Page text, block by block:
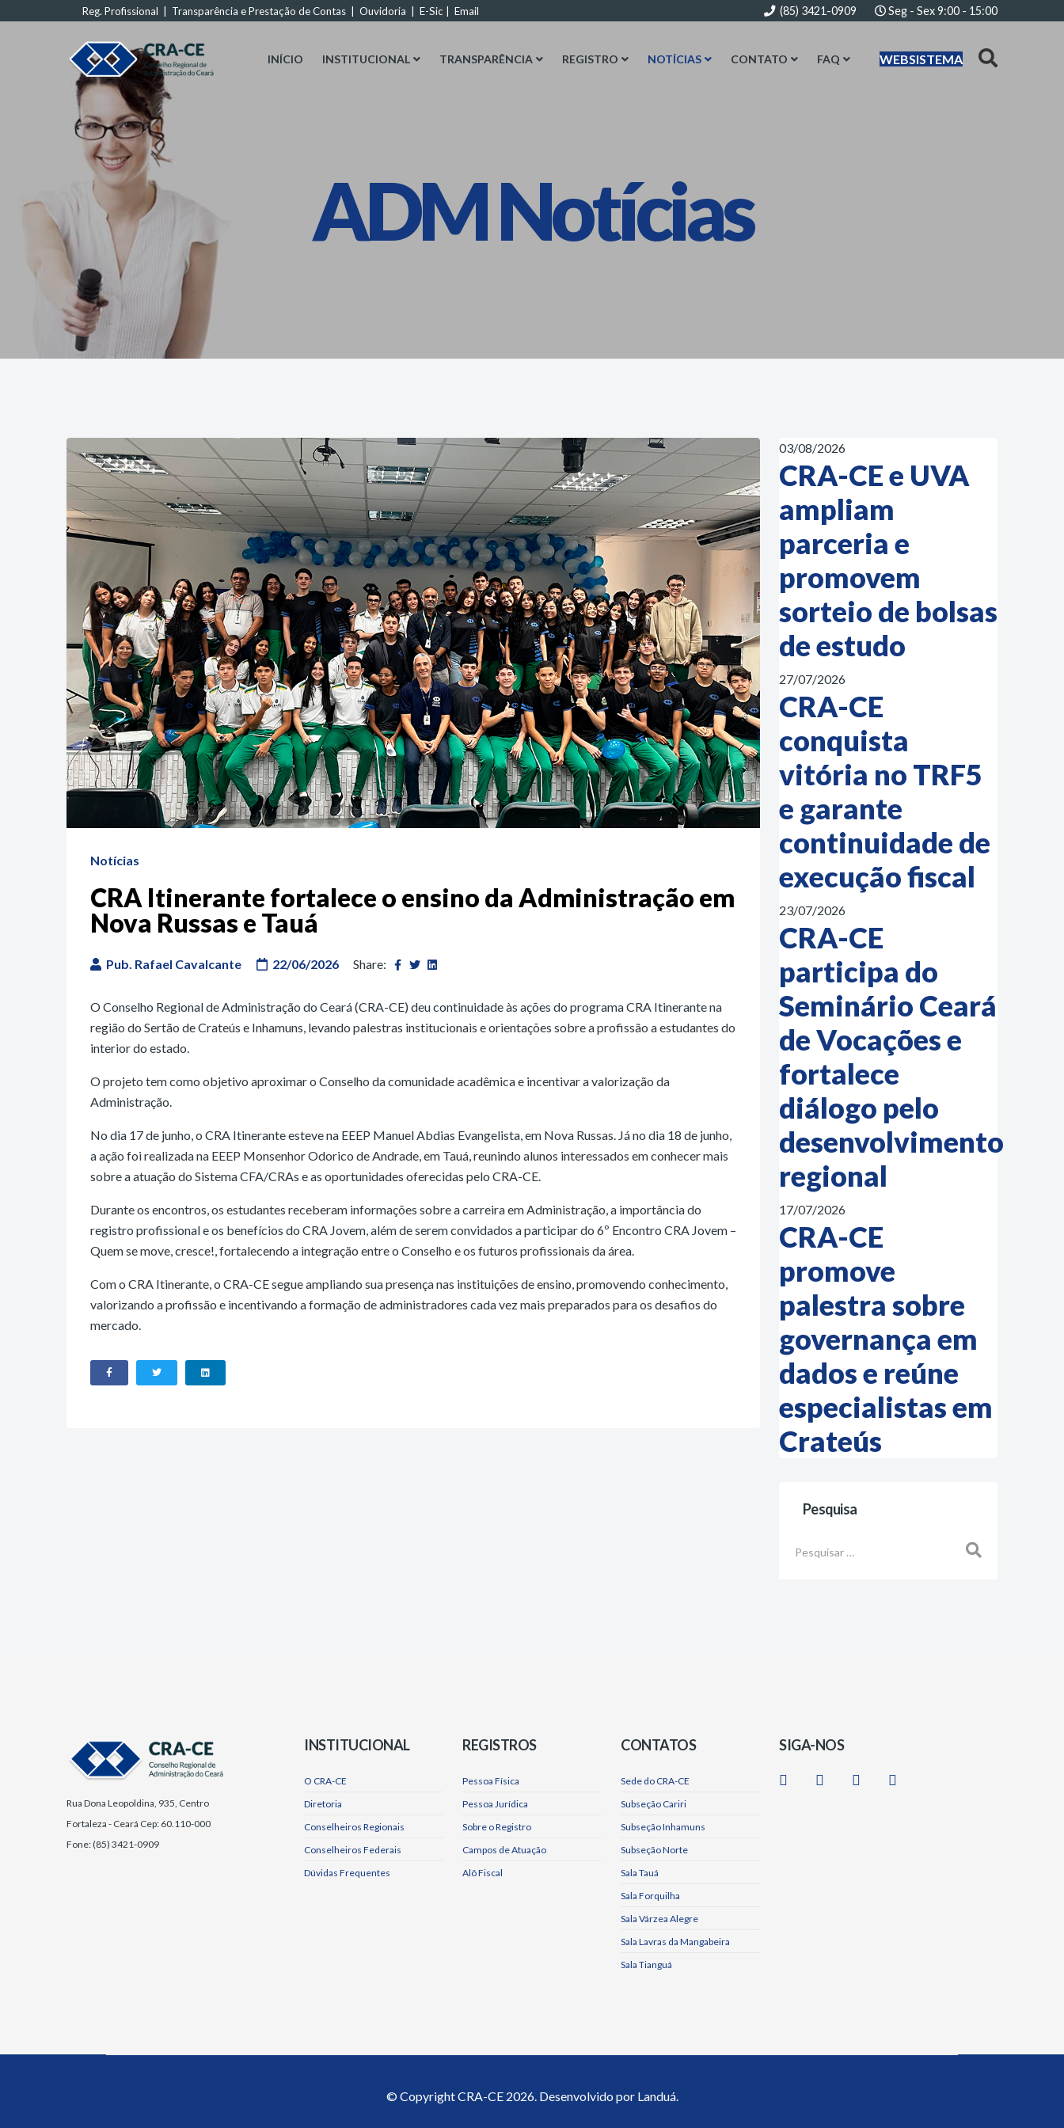
Reg. Profissional Transparência e Prestação de Contas Ouvidoria E-Sic Email (85) 3421-0909 Seg - Sex 9:00 - 15:00
WEBSISTEMA
INÍCIO INSTITUCIONAL TRANSPARÊNCIA REGISTRO NOTÍCIAS CONTATO FAQ
ADM Notícias
Notícias
CRA Itinerante fortalece o ensino da Administração em
Nova Russas e Tauá
Pub. Rafael Cavalcante 22/06/2026 Share:
O Conselho Regional de Administração do Ceará (CRA-CE) deu continuidade às ações do programa CRA Itinerante na
região do Sertão de Crateús e Inhamuns, levando palestras institucionais e orientações sobre a profissão a estudantes do
interior do estado.
O projeto tem como objetivo aproximar o Conselho da comunidade acadêmica e incentivar a valorização da
Administração.
No dia 17 de junho, o CRA Itinerante esteve na EEEP Manuel Abdias Evangelista, em Nova Russas. Já no dia 18 de junho,
a ação foi realizada na EEEP Monsenhor Odorico de Andrade, em Tauá, reunindo alunos interessados em conhecer mais
sobre a atuação do Sistema CFA/CRAs e as oportunidades oferecidas pelo CRA-CE.
Durante os encontros, os estudantes receberam informações sobre a carreira em Administração, a importância do
registro profissional e os benefícios do CRA Jovem, além de serem convidados a participar do 6º Encontro CRA Jovem –
Quem se move, cresce!, fortalecendo a integração entre o Conselho e os futuros profissionais da área.
Com o CRA Itinerante, o CRA-CE segue ampliando sua presença nas instituições de ensino, promovendo conhecimento,
valorizando a profissão e incentivando a formação de administradores cada vez mais preparados para os desafios do
mercado.
03/08/2026
CRA-CE e UVA
ampliam
parceria e
promovem
sorteio de bolsas
de estudo
27/07/2026
CRA-CE
conquista
vitória no TRF5
e garante
continuidade de
execução fiscal
23/07/2026
CRA-CE
participa do
Seminário Ceará
de Vocações e
fortalece
diálogo pelo
desenvolvimento
regional
17/07/2026
CRA-CE
promove
palestra sobre
governança em
dados e reúne
especialistas em
Crateús
Pesquisa
Rua Dona Leopoldina, 935, Centro
Fortaleza - Ceará Cep: 60.110-000
Fone: (85) 3421-0909
INSTITUCIONAL
O CRA-CE
Diretoria
Conselheiros Regionais
Conselheiros Federais
Dúvidas Frequentes
REGISTROS
Pessoa Física
Pessoa Jurídica
Sobre o Registro
Campos de Atuação
Alô Fiscal
CONTATOS
Sede do CRA-CE
Subseção Cariri
Subseção Inhamuns
Subseção Norte
Sala Tauá
Sala Forquilha
Sala Várzea Alegre
Sala Lavras da Mangabeira
Sala Tianguá
SIGA-NOS
© CopyrightCRA-CE2026. Desenvolvido por Landuá.